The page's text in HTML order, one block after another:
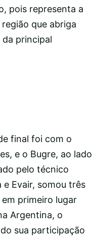
pois representa a
que abriga
da principal
final foi com o
e o Bugre, ao lado
pelo técnico
Evair, somou três
primeiro lugar
Argentina, o
sua participação